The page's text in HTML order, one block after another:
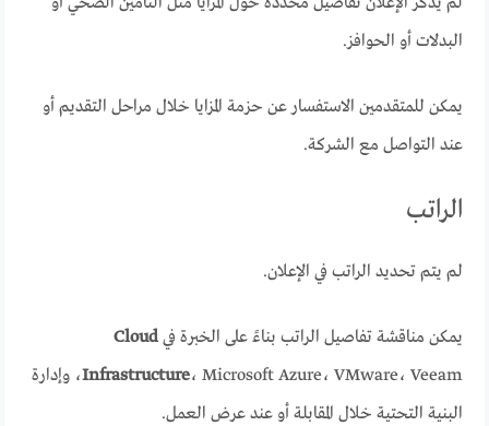
البدلات أو الحوافز.
يمكن للمتقدمين الاستفسار عن حزمة المزايا خلال مراحل التقديم أو
عند التواصل مع الشركة.
الراتب
لم يتم تحديد الراتب في الإعلان.
يمكن مناقشة تفاصيل الراتب بناءً على الخبرة فيCloud
Infrastructure، Microsoft Azure، VMware، Veeam، وإدارة
البنية التحتية خلال المقابلة أو عند عرض العمل.